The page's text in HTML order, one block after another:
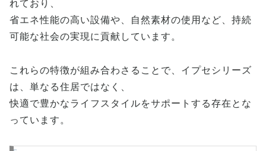
れており、
省エネ性能の高い設備や、自然素材の使用など、持続
可能な社会の実現に貢献しています。
これらの特徴が組み合わさることで、イプセシリーズ
は、単なる住居ではなく、
快適で豊かなライフスタイルをサポートする存在とな
っています。